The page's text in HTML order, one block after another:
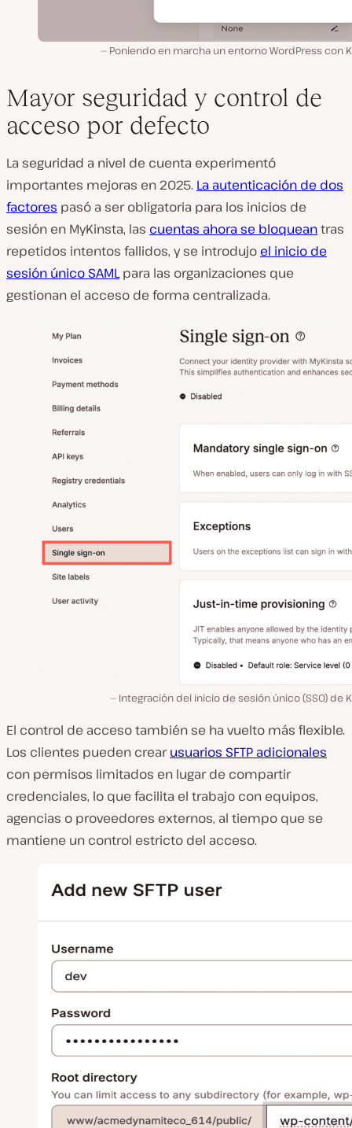
Poniendo en marcha un entorno WordPress con
Mayor seguridad y control de
acceso por defecto
La seguridad a nivel de cuenta experimentó
importantes mejoras en 2025. La autenticación de dos
factores pasó a ser obligatoria para los inicios de
sesión en MyKinsta, las cuentas ahora se bloqueantras
repetidos intentos fallidos, y se introdujo el inicio de
sesión único SAMLpara las organizaciones que
gestionan el acceso de forma centralizada.
Integración del inicio de sesión único (SSO) de
El control de acceso también se ha vuelto más flexible.
Los clientes pueden crearusuarios SFTP adicionales
con permisos limitados en lugar de compartir
credenciales, lo que facilita el trabajo con equipos,
agencias o proveedores externos, al tiempo que se
mantiene un control estricto del acceso.